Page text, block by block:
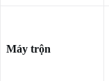
Máy trộn